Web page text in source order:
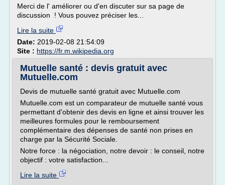
Merci de l' améliorer ou d'en discuter sur sa page de
discussion ! Vous pouvez préciser les...
Lire la suite
Date: 2019-02-08 21:54:09
Site : https://fr.m.wikipedia.org
Mutuelle santé : devis gratuit avec
Mutuelle.com
Devis de mutuelle santé gratuit avec Mutuelle.com
Mutuelle.com est un comparateur de mutuelle santé vous
permettant d'obtenir des devis en ligne et ainsi trouver les
meilleures formules pour le remboursement
complémentaire des dépenses de santé non prises en
charge par la Sécurité Sociale.
Notre force : la négociation, notre devoir : le conseil, notre
objectif : votre satisfaction...
Lire la suite